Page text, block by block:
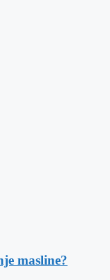
masline?